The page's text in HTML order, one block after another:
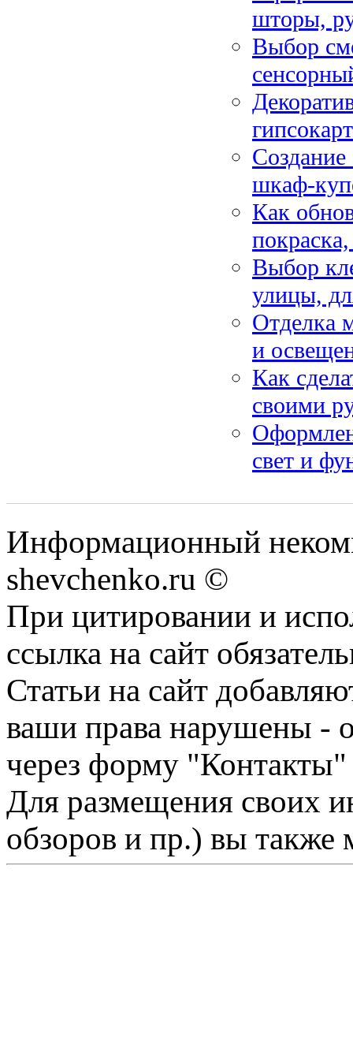
шторы,
Выбор
шкаф-
Как
Выбор
улицы,
Отделка
и
Как
своими
свет и
Информационный
shevchenko.ru ©
При цитировании и
ссылка на сайт
Статьи на сайт
ваши права нарушены -
через форму "Контакты"
Для размещения своих
обзоров и пр.) вы также